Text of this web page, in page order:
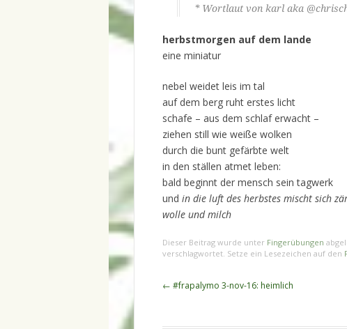
* Wortlaut von karl aka
herbstmorgen auf dem lande
eine miniatur
nebel weidet leis im tal
auf dem berg ruht erstes licht
schafe – aus dem schlaf erwacht –
ziehen still wie weiße wolken
durch die bunt gefärbte welt
in den ställen atmet leben:
bald beginnt der mensch sein tagwerk
und in die luft des herbstes mischt sich
wolle und milch
Dieser Beitrag wurde unter Fingerübungen
verschlagwortet. Setze ein Lesezeichen auf den
Beitragsnavigation
← #frapalymo 3-nov-16: heimlich